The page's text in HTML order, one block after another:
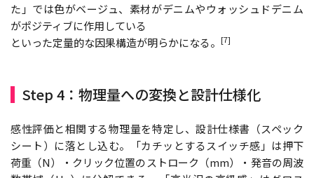
た」では色がベージュ、素材がデニムやウォッシュドデニム
がポジティブに作用している
といった定量的な因果構造が明らかになる。 [7]
Step 4：物理量への変換と設計仕様化
感性評価と相関する物理量を特定し、設計仕様書（スペック
シート）に落とし込む。「カチッとするスイッチ感」は押下
荷重（N）・クリック位置のストローク（mm）・発音の周波